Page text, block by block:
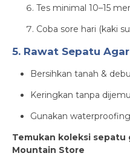
Tes minimal 10–15
Coba sore hari (kaki
5. Rawat Sepatu
Bersihkan tanah &
Keringkan tanpa
Gunakan
Temukan koleksi
Mountain Store